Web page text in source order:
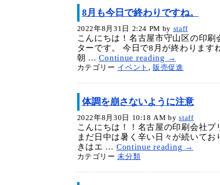
8月も今日で終わりですね。
2022年8月31日 2:24 PM by staff
こんにちは！名古屋市守山区の印
ターです。 今日で8月が終わります
朝 …Continue reading →
カテゴリー イベント , 販売促進
体調を崩さないように注意
2022年8月30日 10:18 AM by staff
こんにちは！！名古屋の印刷会社
まだ日中は暑く辛い日々が続いて
きはエ … Continue reading →
カテゴリー未分類